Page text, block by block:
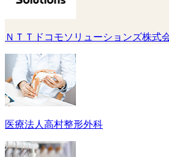
ＮＴＴドコモソリューションズ株式
医療法人高村整形外科